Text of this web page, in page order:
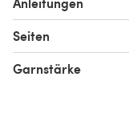
Seiten
Garnstärke